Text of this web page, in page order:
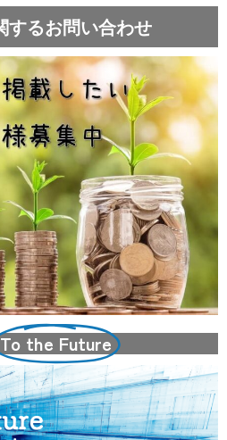
するお問い合わせ
To the Future